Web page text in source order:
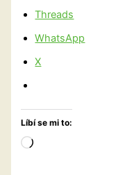
Threads
WhatsApp
X
Líbí se mi to:
Načítání…